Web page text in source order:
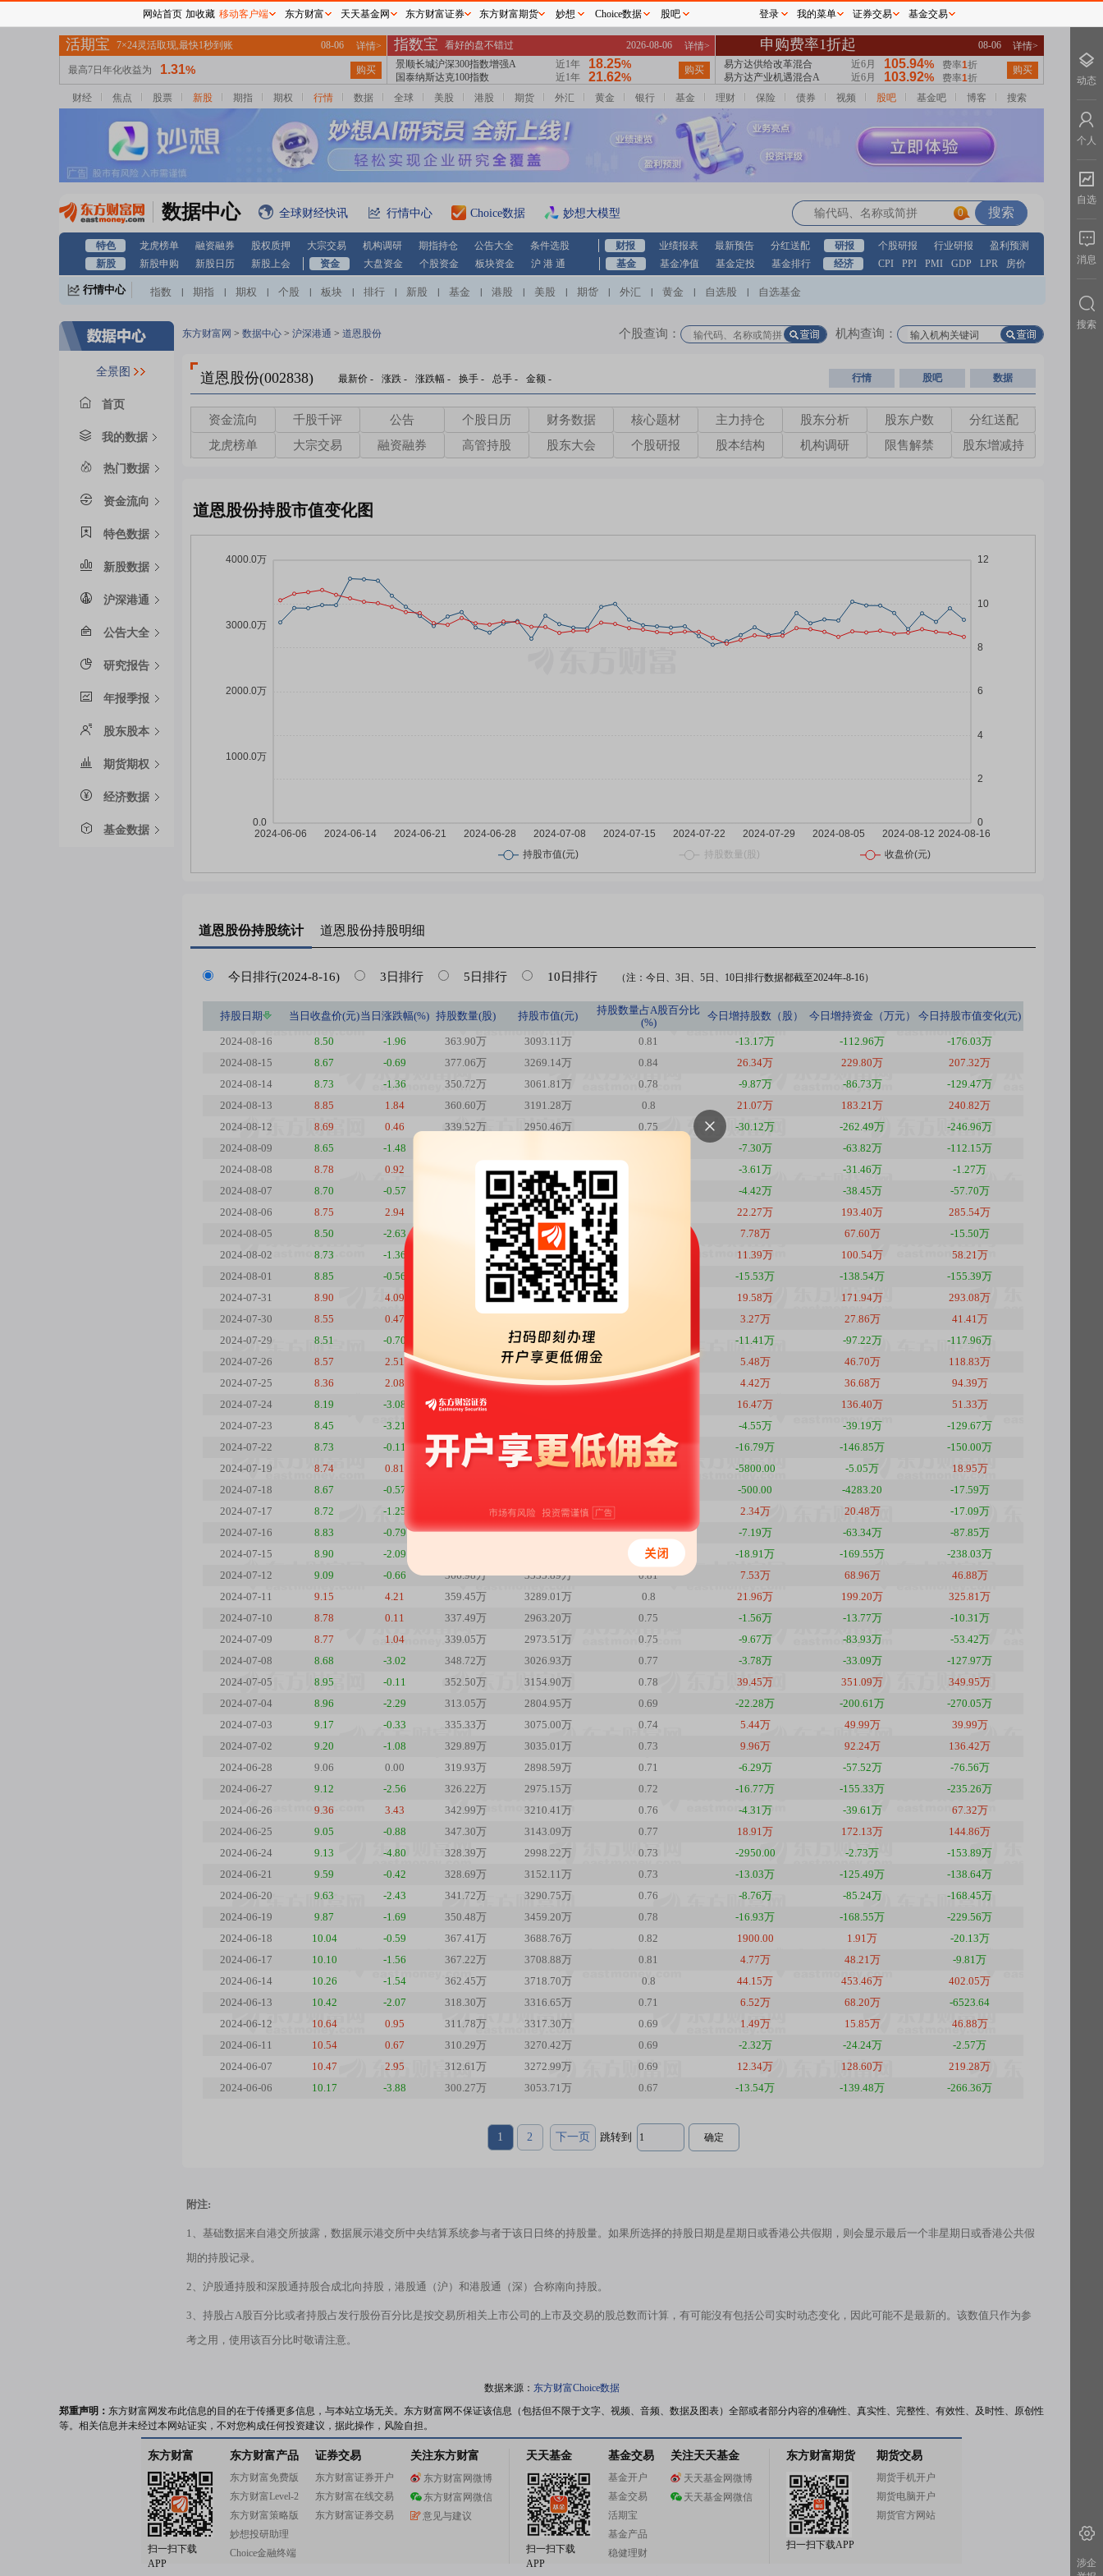
财经 焦点 股票 新股 期指 期权 行情 数据 全球 美股 港股 期货 外汇 黄金 银行 基金 理财 保险 债券 视频 股吧 基金吧 博客 搜索
数据中心 全球财经快讯 行情中心 Choice数据 妙想大模型 0
特色 龙虎榜单 融资融券 股权质押 大宗交易 机构调研 期指持仓 公告大全 条件选股 财报 业绩报表 最新预告 分红送配 研报 个股研报 行业研报
盈利预测
新股
新股申购 新股日历 新股上会 资金 大盘资金 个股资金 板块资金 沪 港 通 基金 基金净值 基金定投 基金排行 经济 CPI PPI PMI GDP LPR 房价
行情中心 指数 期指 期权 个股 板块 排行 新股 基金 港股 美股 期货 外汇 黄金 自选股 自选基金
全景图
首页
我的数据
热门数据
资金流向
特色数据
新股数据
沪深港通
公告大全
研究报告
年报季报
股东股本
期货期权
经济数据
基金数据
东方财富网 > 数据中心 > 沪深港通 > 道恩股份 个股查询： 机构查询：
道恩股份(002838) 最新价 - 涨跌 - 涨跌幅 - 换手 - 总手 - 金额 - 行情 股吧 数据
资金流向 千股千评 公告 个股日历 财务数据 核心题材 主力持仓 股东分析 股东户数
分红送配
龙虎榜单
大宗交易 融资融券 高管持股 股东大会 个股研报 股本结构 机构调研 限售解禁 股东增减持
道恩股份持股市值变化图
道恩股份持股统计 道恩股份持股明细
今日排行(2024-8-16) 3日排行 5日排行 10日排行 （注：今日、3日、5日、10日排行数据都截至2024年-8-16）
持股日期 当日收盘价(元)当日涨跌幅(%) 持股数量(股) 持股市值(元)
持股数量占A股百分比
(%)
今日 增持股数（股） 今日 增持资金（万元） 今日 持股市值变化(元)
2024-08-16 8.50 -1.96 363.90万 3093.11万 0.81 -13.17万 -112.96万
-176.03万
2024-08-15
8.67 -0.69 377.06万 3269.14万 0.84 26.34万 229.80万
207.32万
2024-08-14
8.73 -1.36 350.72万 3061.81万 0.78 -9.87万 -86.73万
-129.47万
2024-08-13
8.85 1.84 360.60万 3191.28万 0.8 21.07万 183.21万
240.82万
2024-08-12
8.69 0.46 339.52万 2950.46万 0.75 -30.12万 -262.49万
-246.96万
2024-08-09
8.65 -1.48 -7.30万 -63.82万
-112.15万
2024-08-08
8.78 0.92 376.94万 3309.57万 -3.61万 -31.46万
-1.27万
2024-08-07
8.70 -0.57 3310.83万 -4.42万 -38.45万
-57.70万
2024-08-06
8.75 2.94 384.98万 3368.53万 22.27万 193.40万
285.54万
2024-08-05
8.50 -2.63 362.71万 3083.00万 7.78万 67.60万
-15.50万
2024-08-02
8.73 -1.36 3098.50万 11.39万 100.54万
58.21万
2024-08-01
8.85 -0.56 343.54万 3040.29万 -15.53万 -138.54万
-155.39万
2024-07-31
8.90 4.09 3195.68万 19.58万 171.94万
293.08万
2024-07-30
8.55 0.47 3.27万 27.86万
41.41万
2024-07-29
8.51 -0.70 2861.19万 -11.41万 -97.22万
-117.96万
2024-07-26
8.57 2.51 2979.15万 5.48万 46.70万
118.83万
2024-07-25
8.36 2.08 342.14万 2860.32万 0.76 4.42万 36.68万
94.39万
2024-07-24
8.19 -3.08 337.72万 16.47万 136.40万
51.33万
2024-07-23
8.45 -3.21 -4.55万 -39.19万
-129.67万
2024-07-22
8.73 -0.11 325.80万 2844.27万 0.72 -16.79万 -146.85万
-150.00万
2024-07-19
8.74 0.81 342.59万 2994.28万 0.76 -5800.00 -5.05万
18.95万
2024-07-18
8.67 -0.57 -500.00 -4283.20
-17.59万
2024-07-17
8.72 -1.25 2992.92万 2.34万 20.48万
-17.09万
2024-07-16
8.83 -0.79 340.88万 3010.01万 0.76 -7.19万 -63.34万
-87.85万
2024-07-15
8.90 -2.09 0.77 -18.91万 -169.55万
-238.03万
2024-07-12
9.09 -0.66 366.98万 3335.89万 0.81 7.53万 68.96万
46.88万
2024-07-11
9.15 4.21 359.45万 3289.01万 0.8 21.96万 199.20万
325.81万
2024-07-10
8.78 0.11 337.49万 2963.20万 0.75 -1.56万 -13.77万
-10.31万
2024-07-09
8.77 1.04 339.05万 2973.51万 0.75 -9.67万 -83.93万
-53.42万
2024-07-08
8.68 -3.02 348.72万 3026.93万 0.77 -3.78万 -33.09万
-127.97万
2024-07-05
8.95 -0.11 352.50万 3154.90万 0.78 39.45万 351.09万
349.95万
2024-07-04
8.96 -2.29 313.05万 2804.95万 0.69 -22.28万 -200.61万
-270.05万
2024-07-03
9.17 -0.33 335.33万 3075.00万 0.74 5.44万 49.99万
39.99万
2024-07-02
9.20 -1.08 329.89万 3035.01万 0.73 9.96万 92.24万
136.42万
2024-06-28
9.06 0.00 319.93万 2898.59万 0.71 -6.29万 -57.52万
-76.56万
2024-06-27
9.12 -2.56 326.22万 2975.15万 0.72 -16.77万 -155.33万
-235.26万
2024-06-26
9.36 3.43 342.99万 3210.41万 0.76 -4.31万 -39.61万
67.32万
2024-06-25
9.05 -0.88 347.30万 3143.09万 0.77 18.91万 172.13万
144.86万
2024-06-24
9.13 -4.80 328.39万 2998.22万 0.73 -2950.00 -2.73万
-153.89万
2024-06-21
9.59 -0.42 328.69万 3152.11万 0.73 -13.03万 -125.49万
-138.64万
2024-06-20
9.63 -2.43 341.72万 3290.75万 0.76 -8.76万 -85.24万
-168.45万
2024-06-19
9.87 -1.69 350.48万 3459.20万 0.78 -16.93万 -168.55万
-229.56万
2024-06-18
10.04 -0.59 367.41万 3688.76万 0.82 1900.00 1.91万
-20.13万
2024-06-17
10.10 -1.56 367.22万 3708.88万 0.81 4.77万 48.21万
-9.81万
2024-06-14
10.26 -1.54 362.45万 3718.70万 0.8 44.15万 453.46万
402.05万
2024-06-13
10.42 -2.07 318.30万 3316.65万 0.71 6.52万 68.20万
-6523.64
2024-06-12
10.64 0.95 311.78万 3317.30万 0.69 1.49万 15.85万
46.88万
2024-06-11
10.54 0.67 310.29万 3270.42万 0.69 -2.32万 -24.24万
-2.57万
2024-06-07
10.47 2.95 312.61万 3272.99万 0.69 12.34万 128.60万
219.28万
2024-06-06
10.17 -3.88 300.27万 3053.71万 0.67 -13.54万 -139.48万 -266.36万
1 2 下一页 跳转到
附注:
1、基础数据来自港交所披露，数据展示港交所中央结算系统参与者于该日日终的持股量。如果所选择的持股日期是星期日或香港公共假期，则会显示最后一个非星期日或香港公共假
期的持股记录。
2、沪股通持股和深股通持股合成北向持股，港股通（沪）和港股通（深）合称南向持股。
3、持股占A股百分比或者持股占发行股份百分比是按交易所相关上市公司的上市及交易的股总数而计算，有可能沒有包括公司实时动态变化，因此可能不是最新的。该数值只作为参
考之用，使用该百分比时敬请注意。
数据来源： 东方财富Choice数据
郑重声明： 东方财富网发布此信息的目的在于传播更多信息，与本站立场无关。东方财富网不保证该信息（包括但不限于文字、视频、音频、数据及图表）全部或者部分内容的准确性、真实性、完整性、有效性、及时性、原创性
等。相关信息并未经过本网站证实，不对您构成任何投资建议，据此操作，风险自担。
东方财富
扫一扫下载
APP
东方财富产品
东方财富免费版
东方财富Level-2
东方财富策略版
妙想投研助理
Choice金融终端
证券交易
东方财富证券开户
东方财富在线交易
东方财富证券交易
关注东方财富
东方财富网微博
东方财富网微信
意见与建议
天天基金
扫一扫下载
APP
基金交易
基金开户
基金交易
活期宝
基金产品
稳健理财
关注天天基金
天天基金网微博
天天基金网微信
东方财富期货
扫一扫下载APP
期货交易
期货手机开户
期货电脑开户
期货官方网站
网站首页 加收藏 移动客户端 东方财富 天天基金网 东方财富证券 东方财富期货 妙想 Choice数据 股吧 登录 我的菜单 证券交易 基金交易
动态
个人
自选
消息
搜索
涉企